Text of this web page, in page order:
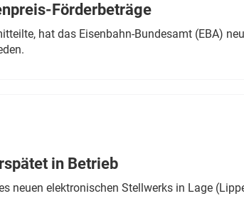
& Ausrüstung
Förderbeträge
hat das Eisenbahn-Bundesamt (EBA)
in Betrieb
neuen elektronischen Stellwerks in Lage